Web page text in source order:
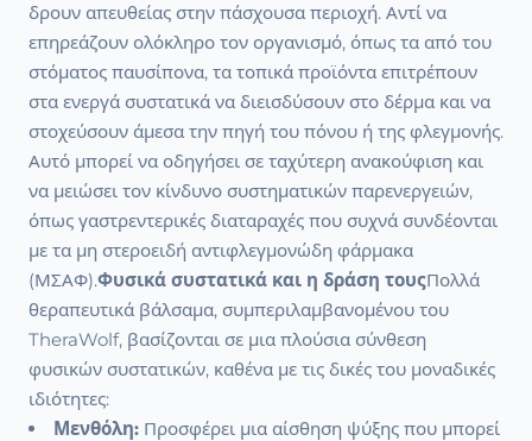
δρουν απευθείας στην πάσχουσα περιοχή. Αντί να
επηρεάζουν ολόκληρο τον οργανισμό, όπως τα από του
στόματος παυσίπονα, τα τοπικά προϊόντα επιτρέπουν
στα ενεργά συστατικά να διεισδύσουν στο δέρμα και να
στοχεύσουν άμεσα την πηγή του πόνου ή της φλεγμονής.
Αυτό μπορεί να οδηγήσει σε ταχύτερη ανακούφιση και
να μειώσει τον κίνδυνο συστηματικών παρενεργειών,
όπως γαστρεντερικές διαταραχές που συχνά συνδέονται
με τα μη στεροειδή αντιφλεγμονώδη φάρμακα
(ΜΣΑΦ).Φυσικά συστατικά και η δράση τουςΠολλά
θεραπευτικά βάλσαμα, συμπεριλαμβανομένου του
TheraWolf, βασίζονται σε μια πλούσια σύνθεση
φυσικών συστατικών, καθένα με τις δικές του μοναδικές
ιδιότητες:
Μενθόλη: Προσφέρει μια αίσθηση ψύξης που μπορεί